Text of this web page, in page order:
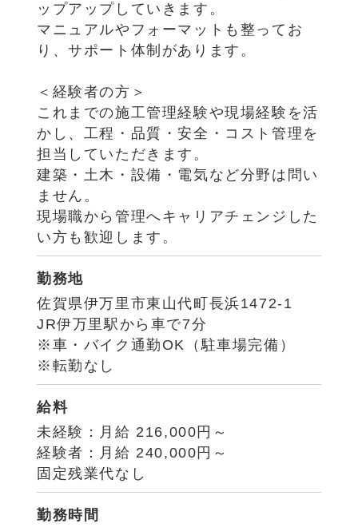
ップアップしていきます。
マニュアルやフォーマットも整ってお
り、サポート体制があります。
＜経験者の方＞
これまでの施工管理経験や現場経験を活
かし、工程・品質・安全・コスト管理を
担当していただきます。
建築・土木・設備・電気など分野は問い
ません。
現場職から管理へキャリアチェンジした
い方も歓迎します。
勤務地
佐賀県伊万里市東山代町長浜1472-1
JR伊万里駅から車で7分
※車・バイク通勤OK（駐車場完備）
※転勤なし
給料
未経験：月給 216,000円～
経験者：月給 240,000円～
固定残業代なし
勤務時間